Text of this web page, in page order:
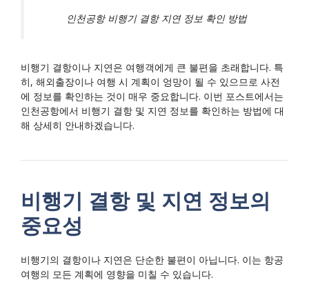
인천공항 비행기 결항 지연 정보 확인 방법
비행기 결항이나 지연은 여행객에게 큰 불편을 초래합니다. 특
히, 해외출장이나 여행 시 계획이 엉망이 될 수 있으므로 사전
에 정보를 확인하는 것이 매우 중요합니다. 이번 포스트에서는
인천공항에서 비행기 결항 및 지연 정보를 확인하는 방법에 대
해 상세히 안내하겠습니다.
비행기 결항 및 지연 정보의
중요성
비행기의 결항이나 지연은 단순한 불편이 아닙니다. 이는 항공
여행의 모든 계획에 영향을 미칠 수 있습니다.